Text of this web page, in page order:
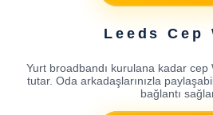
Leeds Cep
Yurt broadbandı kurulana kadar cep
tutar. Oda arkadaşlarınızla
bağlantı